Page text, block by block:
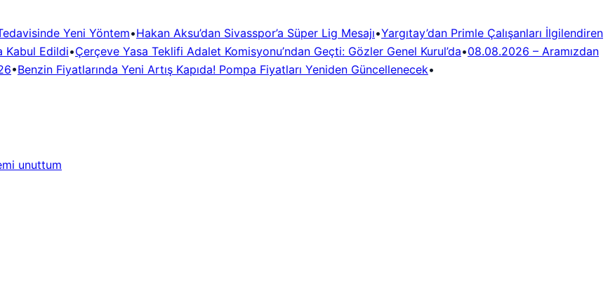
Yeni Yöntem•Hakan Aksu’dan Sivasspor’a Süper Lig Mesajı•Yargıtay’dan Primle Çalışanları İlgilendiren
Kabul Edildi•Çerçeve Yasa Teklifi Adalet Komisyonu’ndan Geçti: Gözler Genel Kurul’da•08.08.2026 – Aramızdan
•Benzin Fiyatlarında Yeni Artış Kapıda! Pompa Fiyatları Yeniden Güncellenecek•
unuttum